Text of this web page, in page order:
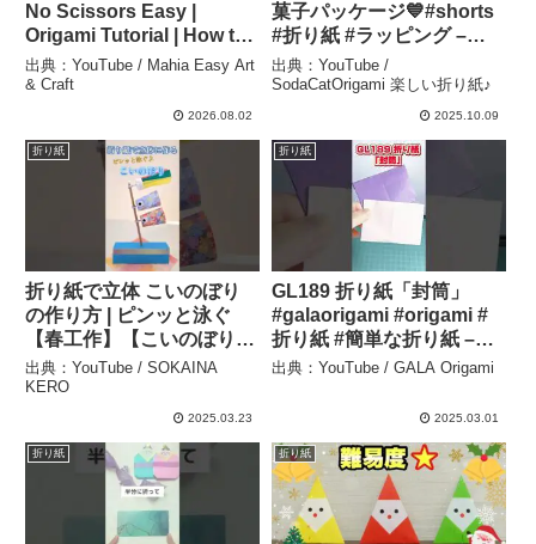
No Scissors Easy |
Origami Tutorial | How to
make a Box/School
project craft – Mahia Easy
出典：YouTube / Mahia Easy Art
& Craft
2026.08.02
菓子パッケージ💙#shorts
#折り紙 #ラッピング –
SodaCatOrigami 楽しい折
り紙♪
出典：YouTube /
SodaCatOrigami 楽しい折り紙♪
2025.10.09
折り紙
折り紙で立体 こいのぼり
の作り方 | ピンッと泳ぐ
【春工作】【こいのぼり】
【100均DIY】【簡単工
作】#100均 #daiso #diy #
レクリエーション #デイサ
SOKAINA KERO
出典：YouTube / SOKAINA
KERO
2025.03.23
折り紙
GL189 折り紙「封筒」
#galaorigami #origami #
折り紙 #簡単な折り紙 –
GALA Origami
出典：YouTube / GALA Origami
2025.03.01
折り紙 折り紙